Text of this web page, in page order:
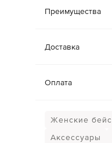
Преимущества
Доставка
Оплата
Женские
Аксессуары